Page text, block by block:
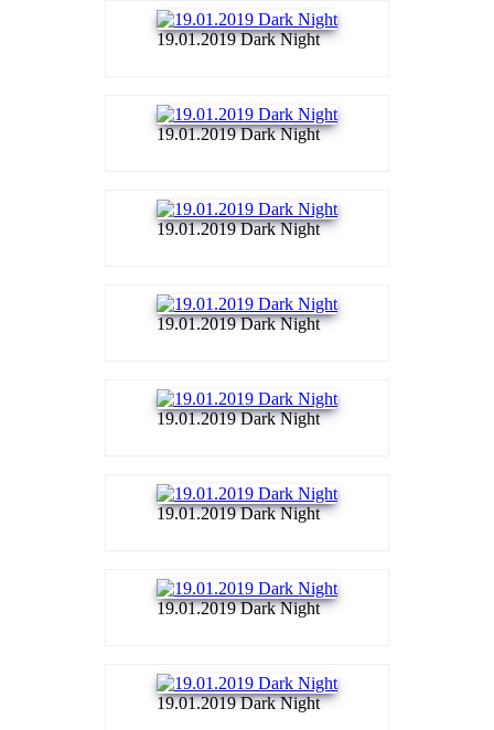
19.01.2019 Dark Night
19.01.2019 Dark Night
19.01.2019 Dark Night
19.01.2019 Dark Night
19.01.2019 Dark Night
19.01.2019 Dark Night
19.01.2019 Dark Night
19.01.2019 Dark Night